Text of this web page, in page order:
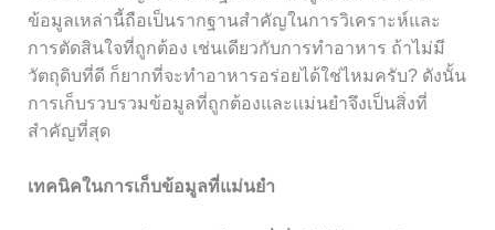
ข้อมูลเหล่านี้ถือเป็นรากฐานสำคัญในการวิเคราะห์และ
การตัดสินใจที่ถูกต้อง เช่นเดียวกับการทำอาหาร ถ้าไม่มี
วัตถุดิบที่ดี ก็ยากที่จะทำอาหารอร่อยได้ใช่ไหมครับ? ดังนั้น
การเก็บรวบรวมข้อมูลที่ถูกต้องและแม่นยำจึงเป็นสิ่งที่
สำคัญที่สุด
เทคนิคในการเก็บข้อมูลที่แม่นยำ